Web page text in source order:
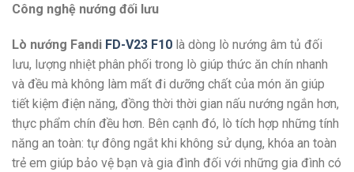
Công nghệ nướng đối lưu
Lò nướng Fandi FD-V23 F10 là dòng lò nướng âm tủ đối
lưu, lượng nhiệt phân phối trong lò giúp thức ăn chín nhanh
và đều mà không làm mất đi dưỡng chất của món ăn giúp
tiết kiệm điện năng, đồng thời thời gian nấu nướng ngắn hơn,
thực phẩm chín đều hơn. Bên cạnh đó, lò tích hợp những tính
năng an toàn: tự đông ngắt khi không sử dụng, khóa an toàn
trẻ em giúp bảo vệ bạn và gia đình đối với những gia đình có